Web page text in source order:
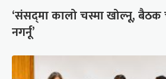
‘संसद्‍मा कालो चस्मा खोल्नू, बैठक
नगर्नू’